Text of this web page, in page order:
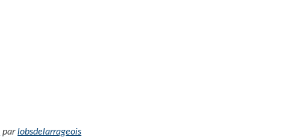
parlobsdelarrageois